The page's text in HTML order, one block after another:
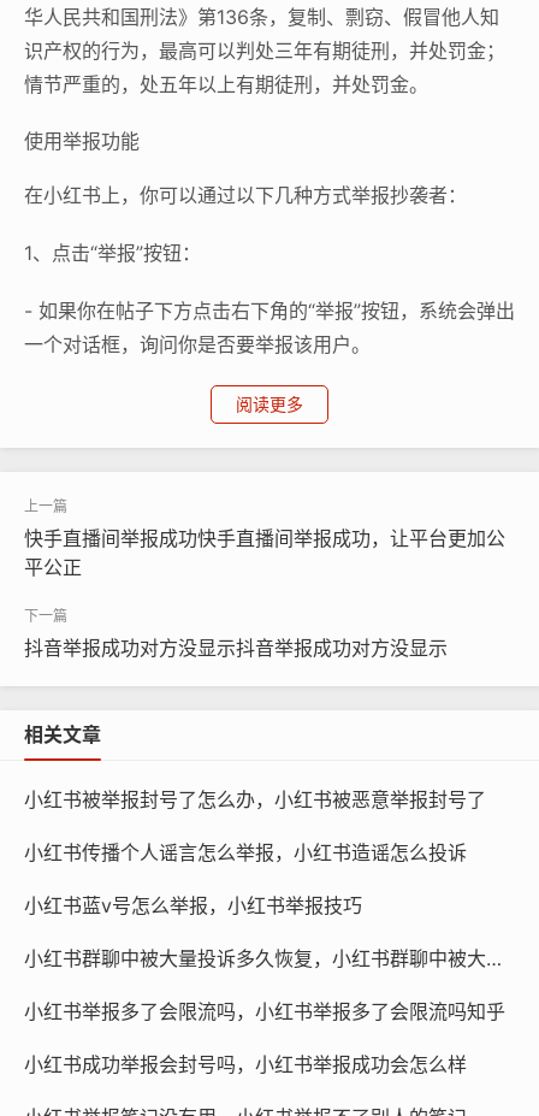
华人民共和国刑法》第136条，复制、剽窃、假冒他人知
识产权的行为，最高可以判处三年有期徒刑，并处罚金；
情节严重的，处五年以上有期徒刑，并处罚金。
使用举报功能
在小红书上，你可以通过以下几种方式举报抄袭者：
1、点击“举报”按钮：
- 如果你在帖子下方点击右下角的“举报”按钮，系统会弹出
一个对话框，询问你是否要举报该用户。
点击评论中的用户名后，系统会弹出一个对话框，询问你
是否要举报该用户。
- 如果你需要更详细的线索或证据，可以向博主发送私
提供有效证据
在举报时，提供有效的证据是非常重要的，你可以提供以
- 如果有版权证书或其他证明材料，最好一并提供。
注意事项
阅读更多
快手直播间举报成功快手直播间举报成功，让平台更加公
平公正
抖音举报成功对方没显示抖音举报成功对方没显示
相关文章
小红书被举报封号了怎么办，小红书被恶意举报封号了
小红书传播个人谣言怎么举报，小红书造谣怎么投诉
小红书蓝v号怎么举报，小红书举报技巧
小红书群聊中被大量投诉多久恢复，小红书群聊中被大量投诉多久恢复正常
小红书举报多了会限流吗，小红书举报多了会限流吗知乎
小红书成功举报会封号吗，小红书举报成功会怎么样